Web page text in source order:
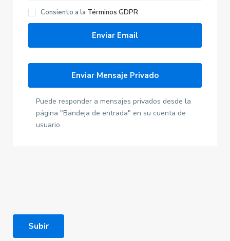
Consiento a la Términos GDPR
Puede responder a mensajes privados desde la
página "Bandeja de entrada" en su cuenta de
usuario.
Subir